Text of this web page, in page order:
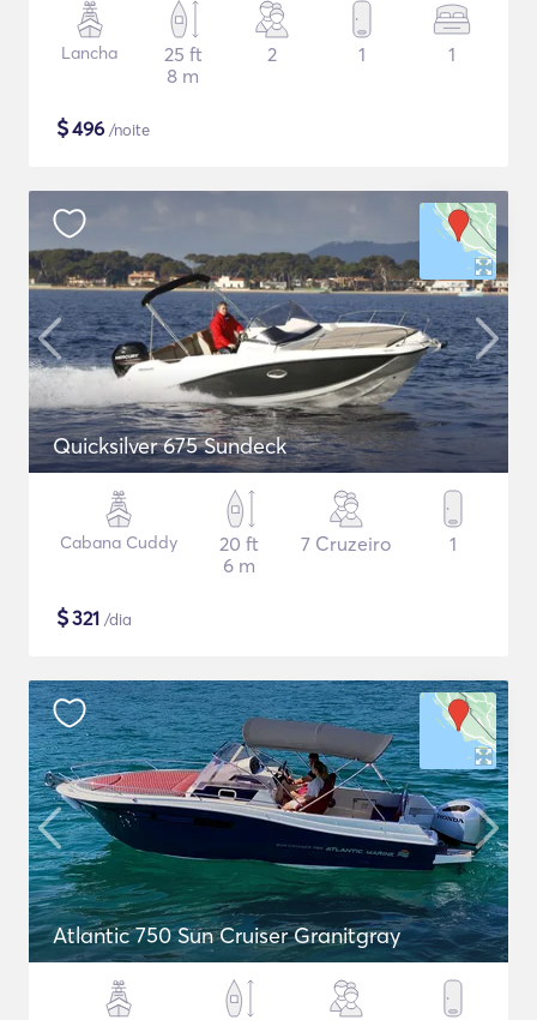
Lancha
25 ft
8 m
2 1 1
$496 /noite
Quicksilver 675 Sundeck
Cabana Cuddy
20 ft
6 m
7 Cruzeiro 1
$321 /dia
Atlantic 750 Sun Cruiser Granitgray